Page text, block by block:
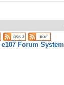
e107 Forum System